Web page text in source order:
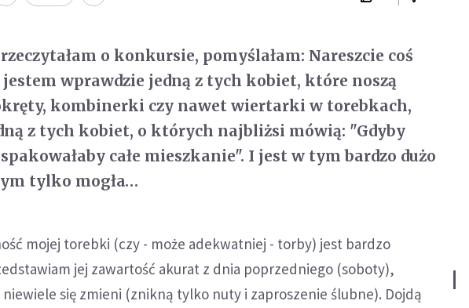
o konkursie, pomyślałam: Nareszcie coś
wprawdzie jedną z tych kobiet, które noszą
kombinerki czy nawet wiertarki w torebkach,
z tych kobiet, o których najbliżsi mówią: "Gdyby
całe mieszkanie". I jest w tym bardzo dużo
tylko mogła…
mojej torebki (czy - może adekwatniej - torby) jest bardzo
jej zawartość akurat z dnia poprzedniego (soboty),
się zmieni (znikną tylko nuty i zaproszenie ślubne). Dojdą